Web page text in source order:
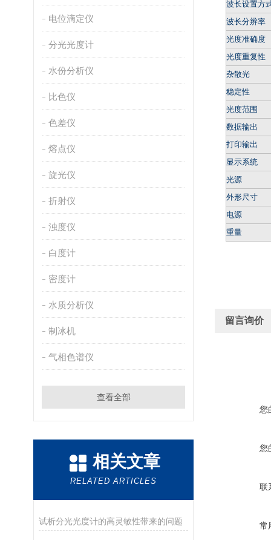
电位滴定仪
分光光度计
水份分析仪
比色仪
色差仪
熔点仪
旋光仪
折射仪
浊度仪
白度计
密度计
水质分析仪
制冰机
气相色谱仪
查看全部
相关文章
RELATED ARTICLES
试析分光光度计的高灵敏性带来的问题
波长设置方
波长分辨率
光度准确度
光度重复性
杂散光
稳定性
光度范围
数据输出
打印输出
显示系统
光源
外形尺寸
电源
重量
留言询价
您
您
联
常